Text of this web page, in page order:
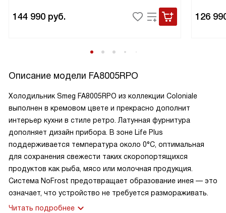
144 990 руб. 126
Описание модели FA8005RPO
Холодильник Smeg FA8005RPO из коллекции Coloniale
выполнен в кремовом цвете и прекрасно дополнит
интерьер кухни в стиле ретро. Латунная фурнитура
дополняет дизайн прибора. В зоне Life Plus
поддерживается температура около 0°C, оптимальная
для сохранения свежести таких скоропортящихся
продуктов как рыба, мясо или молочная продукция.
Система NoFrost предотвращает образование инея — это
означает, что устройство не требуется размораживать.
Читать подробнее